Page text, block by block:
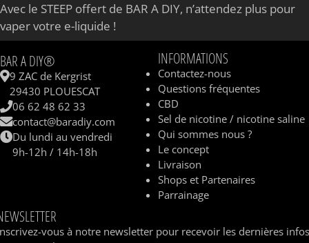
Avec le STEEP offert de BAR A DIY, n’attendez plus pour
vaper votre e-liquide !
BAR A DIY®
9 ZAC de Kergrist
29430 PLOUESCAT
06 62 48 62 33
contact@baradiy.com
Du lundi au vendredi
9h-12h / 14h-18h
INFORMATIONS
Contactez-nous
Questions fréquentes
CBD
Sel de nicotine / nicotine saline
Qui sommes nous ?
Le concept
Livraison
Shops et Partenaires
Parrainage
vous à notre newsletter pour recevoir les dernières